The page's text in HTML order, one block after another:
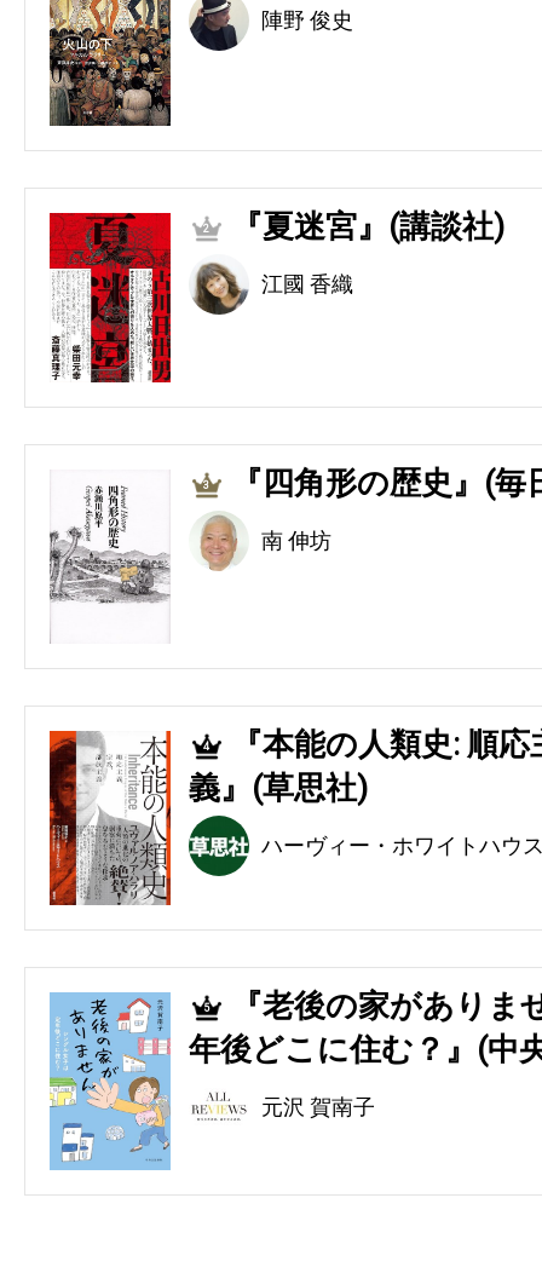
陣野 俊史
2 『夏迷宮』(講談社)
江國 香織
3 『四角形の歴史』(毎
南 伸坊
4
『本能の人類史: 順
義』(草思社)
ハーヴィー・ホワイトハウ
5
『老後の家があり
年後どこに住む？』(中
元沢 賀南子